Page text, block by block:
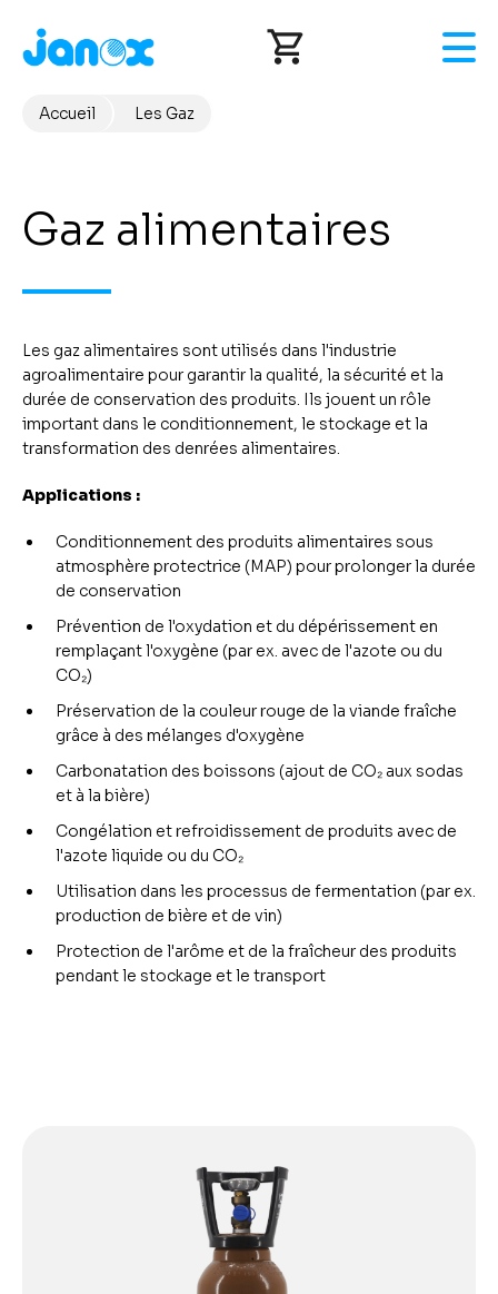
contenu
Accueil Les Gaz
Gaz alimentaires
Les gaz alimentaires sont utilisés dans l'industrie
agroalimentaire pour garantir la qualité, la sécurité et la
durée de conservation des produits. Ils jouent un rôle
important dans le conditionnement, le stockage et la
transformation des denrées alimentaires.
Applications :
Conditionnement des produits alimentaires sous
atmosphère protectrice (MAP) pour prolonger la durée
de conservation
Prévention de l'oxydation et du dépérissement en
remplaçant l'oxygène (par ex. avec de l'azote ou du
CO₂)
Préservation de la couleur rouge de la viande fraîche
grâce à des mélanges d'oxygène
Carbonatation des boissons (ajout de CO₂ aux sodas
et à la bière)
Congélation et refroidissement de produits avec de
l'azote liquide ou du CO₂
Utilisation dans les processus de fermentation (par ex.
production de bière et de vin)
Protection de l'arôme et de la fraîcheur des produits
pendant le stockage et le transport